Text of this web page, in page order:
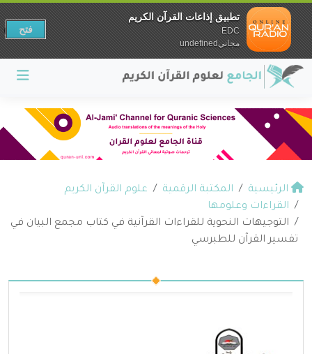
الرئيسية المكتبة الرقمية
علوم القرآن الكريم
القراءات وعلومها
التوجيهات النحوية للقراءات القرآنية في كتاب مجمع البيان في
تفسير القرآن للطبرسي
تطبيق إذاعات القرآن الكريم
EDC
مجانيundefined
فتح